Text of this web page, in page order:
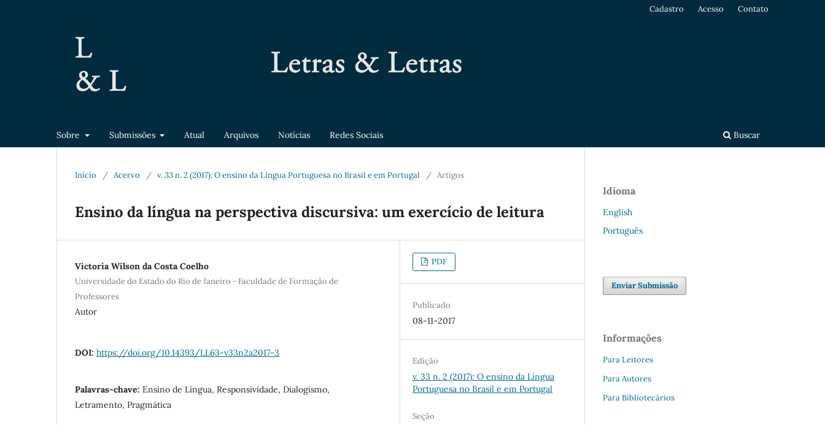
Sobre Submissões Atual Arquivos Notícias Redes Sociais Buscar
Cadastro Acesso Contato
Início / Acervo / v. 33 n. 2 (2017): O ensino da Língua Portuguesa no Brasil e em Portugal / Artigos
Ensino da língua na perspectiva discursiva: um exercício de leitura
Victoria Wilson da Costa Coelho
Universidade do Estado do Rio de Janeiro - Faculdade de Formação de
Professores
Autor
DOI: https://doi.org/10.14393/LL63-v33n2a2017-3
Palavras-chave: Ensino de Língua, Responsividade, Dialogismo,
Letramento, Pragmática
PDF
Publicado
08-11-2017
Edição
v. 33 n. 2 (2017): O ensino da Língua
Portuguesa no Brasil e em Portugal
Seção
Idioma
English
Português
Enviar Submissão
Informações
Para Leitores
Para Autores
Para Bibliotecários